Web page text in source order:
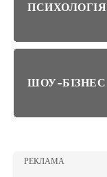
ПСИХОЛОГІЯ
ШОУ-БІЗНЕС
РЕКЛАМА